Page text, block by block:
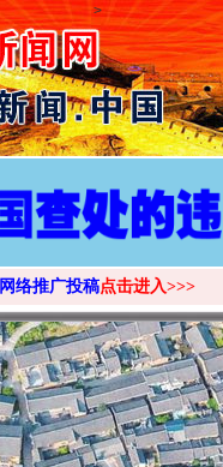
>
网络推广投稿点击进入>>>